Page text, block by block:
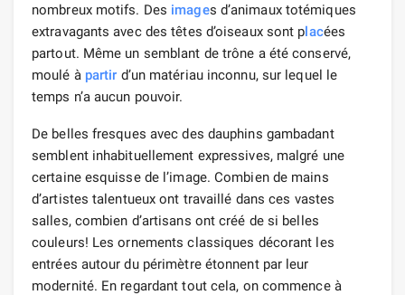
nombreux motifs. Des images d’animaux totémiques
extravagants avec des têtes d’oiseaux sont placées
partout. Même un semblant de trône a été conservé,
moulé à partir d’un matériau inconnu, sur lequel le
temps n’a aucun pouvoir.
De belles fresques avec des dauphins gambadant
semblent inhabituellement expressives, malgré une
certaine esquisse de l’image. Combien de mains
d’artistes talentueux ont travaillé dans ces vastes
salles, combien d’artisans ont créé de si belles
couleurs! Les ornements classiques décorant les
entrées autour du périmètre étonnent par leur
modernité. En regardant tout cela, on commence à